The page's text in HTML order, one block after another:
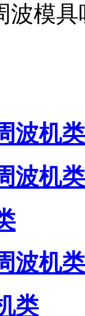
波模
波机类
波机类
波机类
类